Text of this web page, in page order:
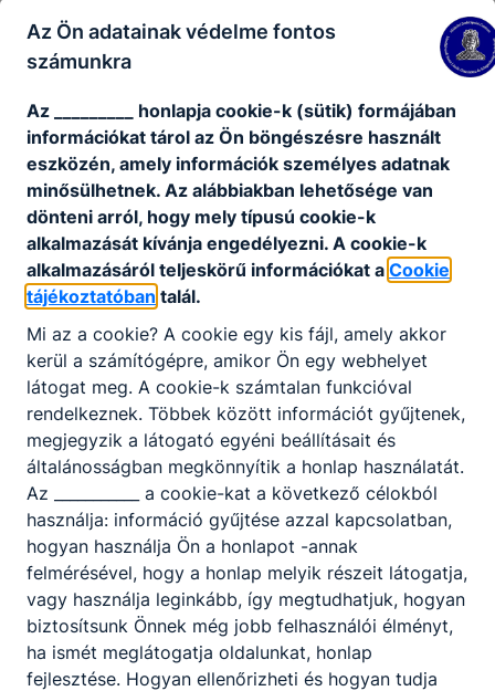
Telefon +36 49 500 033
Fax: +36 49 500 033
Központi ügyfélszolgálat: +36 49 500 033
E-mail cím: szlgimi@t-online.hu
Székhely: 3400 Mezőkövesd, Mátyás király
út 146.
Postacím:3400 Mezőkövesd, Mátyás király
út 146.
OM azonosító: 203060/022
Az Ön adatainak védelme fontos
számunkra
Az _________ honlapja cookie-k (sütik) formájában
információkat tárol az Ön böngészésre használt
eszközén, amely információk személyes adatnak
minősülhetnek. Az alábbiakban lehetősége van
dönteni arról, hogy mely típusú cookie-k
alkalmazását kívánja engedélyezni. A cookie-k
alkalmazásáról teljeskörű információkat a Cookie
tájékoztatóban talál.
Mi az a cookie? A cookie egy kis fájl, amely akkor
kerül a számítógépre, amikor Ön egy webhelyet
látogat meg. A cookie-k számtalan funkcióval
rendelkeznek. Többek között információt gyűjtenek,
megjegyzik a látogató egyéni beállításait és
általánosságban megkönnyítik a honlap használatát.
Az ___________ a cookie-kat a következő célokból
használja: információ gyűjtése azzal kapcsolatban,
hogyan használja Ön a honlapot -annak
felmérésével, hogy a honlap melyik részeit látogatja,
vagy használja leginkább, így megtudhatjuk, hogyan
biztosítsunk Önnek még jobb felhasználói élményt,
ha ismét meglátogatja oldalunkat, honlap
fejlesztése. Hogyan ellenőrizheti és hogyan tudja